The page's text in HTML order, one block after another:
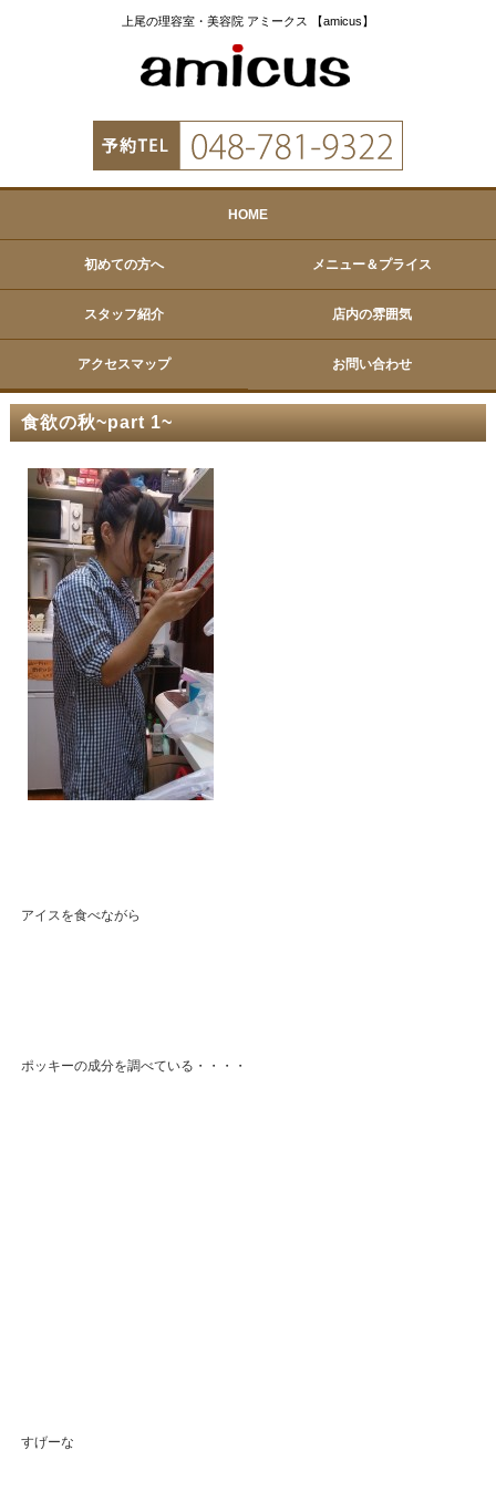
上尾の理容室・美容院 アミークス 【amicus】
HOME
初めての方へ メニュー＆プライス
スタッフ紹介 店内の雰囲気
アクセスマップ お問い合わせ
食欲の秋~part 1~
アイスを食べながら
ポッキーの成分を調べている・・・・
すげーな